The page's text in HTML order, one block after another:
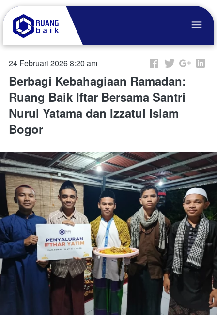
24 Februari 2026 8:20 am
Berbagi Kebahagiaan Ramadan:
Ruang Baik Iftar Bersama Santri
Nurul Yatama dan Izzatul Islam
Bogor